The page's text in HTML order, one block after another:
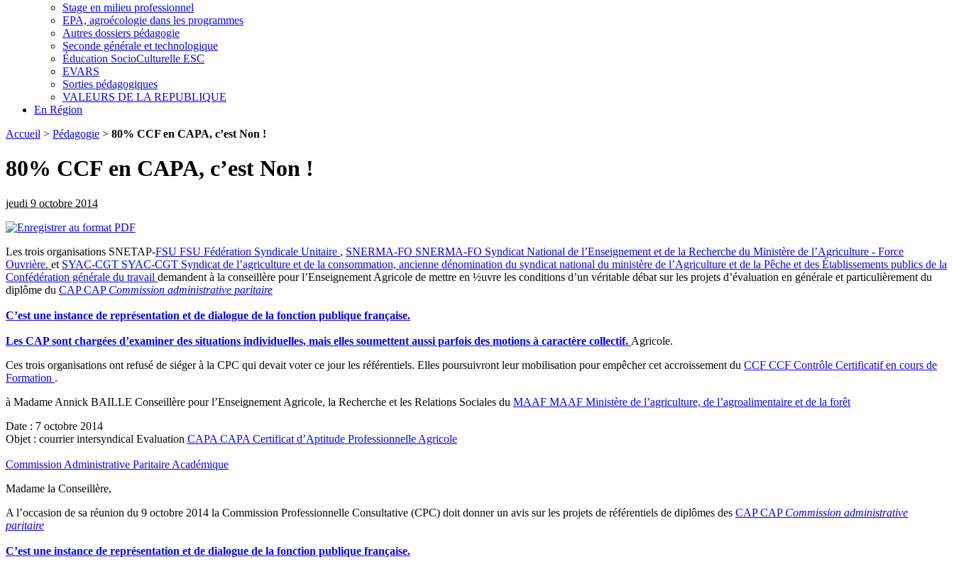
Stage en milieu professionnel
EPA, agroécologie dans les programmes
Autres dossiers pédagogie
Seconde générale et technologique
Éducation SocioCulturelle ESC
EVARS
Sorties pédagogiques
VALEURS DE LA REPUBLIQUE
En Région
Accueil > Pédagogie > 80% CCF en CAPA, c’est Non !
80% CCF en CAPA, c’est Non !
jeudi 9 octobre 2014
Les trois organisations SNETAP-FSU FSU Fédération Syndicale Unitaire , SNERMA-FO SNERMA-FO Syndicat National de l’Enseignement et de la Recherche du Ministère de l’Agriculture - Force
Ouvrière. et SYAC-CGT SYAC-CGT Syndicat de l’agriculture et de la consommation, ancienne dénomination du syndicat national du ministère de l’Agriculture et de la Pêche et des Établissements publics de la
Confédération générale du travail demandent à la conseillère pour l’Enseignement Agricole de mettre en ½uvre les conditions d’un véritable débat sur les projets d’évaluation en générale et particulièrement du
diplôme du CAP CAP Commission administrative paritaire
C’est une instance de représentation et de dialogue de la fonction publique française.
Les CAP sont chargées d’examiner des situations individuelles, mais elles soumettent aussi parfois des motions à caractère collectif. Agricole.
Ces trois organisations ont refusé de siéger à la CPC qui devait voter ce jour les référentiels. Elles poursuivront leur mobilisation pour empêcher cet accroissement du CCF CCF Contrôle Certificatif en cours de
Formation .
à Madame Annick BAILLE Conseillère pour l’Enseignement Agricole, la Recherche et les Relations Sociales du MAAF MAAF Ministère de l’agriculture, de l’agroalimentaire et de la forêt
Date : 7 octobre 2014
Objet : courrier intersyndical Evaluation CAPA CAPA Certificat d’Aptitude Professionnelle Agricole
Commission Administrative Paritaire Académique
Madame la Conseillère,
A l’occasion de sa réunion du 9 octobre 2014 la Commission Professionnelle Consultative (CPC) doit donner un avis sur les projets de référentiels de diplômes des CAP CAP Commission administrative
paritaire
C’est une instance de représentation et de dialogue de la fonction publique française.